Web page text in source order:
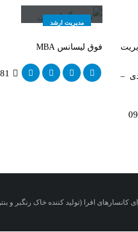
–
مدیریت ارشد
فوق لیسانس MBA